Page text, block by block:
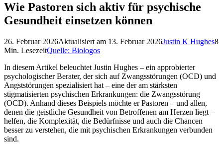
Wie Pastoren sich aktiv für psychische
Gesundheit einsetzen können
26. Februar 2026Aktualisiert am 13. Februar 2026Justin K Hughes8
Min. LesezeitQuelle: Biologos
In diesem Artikel beleuchtet Justin Hughes – ein approbierter
psychologischer Berater, der sich auf Zwangsstörungen (OCD) und
Angststörungen spezialisiert hat – eine der am stärksten
stigmatisierten psychischen Erkrankungen: die Zwangsstörung
(OCD). Anhand dieses Beispiels möchte er Pastoren – und allen,
denen die geistliche Gesundheit von Betroffenen am Herzen liegt –
helfen, die Komplexität, die Bedürfnisse und auch die Chancen
besser zu verstehen, die mit psychischen Erkrankungen verbunden
sind.